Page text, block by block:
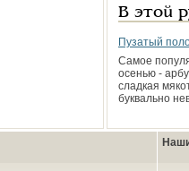
В этой
Пузатый
Самое
осенью -
сладкая
буквально